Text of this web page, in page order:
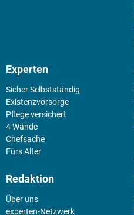
Experten
Sicher Selbstständig
Existenz­vorsorge
Pflege versichert
4 Wände
Chefsache
Fürs Alter
Redaktion
Über uns
experten-Netzwerk